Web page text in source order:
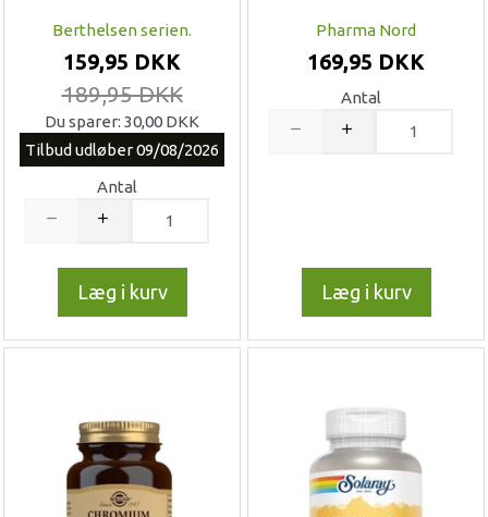
Berthelsen serien.
159,95 DKK
189,95 DKK
Du sparer: 30,00 DKK
Tilbud udløber 09/08/2026
Antal
Læg i kurv
Pharma Nord
169,95 DKK
Antal
Læg i kurv